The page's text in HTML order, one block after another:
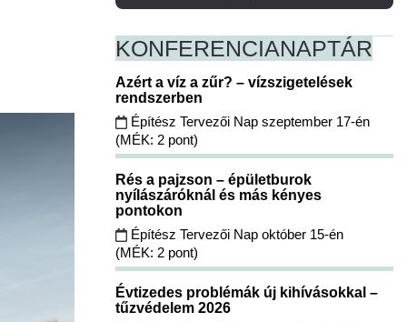
KONFERENCIANAPTÁR
Azért a víz a zűr? – vízszigetelések
rendszerben
Építész Tervezői Nap szeptember 17-én
(MÉK: 2 pont)
Rés a pajzson – épületburok
nyílászáróknál és más kényes
pontokon
Építész Tervezői Nap október 15-én
(MÉK: 2 pont)
Évtizedes problémák új kihívásokkal –
tűzvédelem 2026